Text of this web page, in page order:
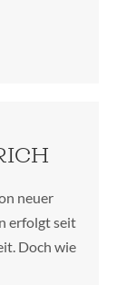
neuer
erfolgt seit
Doch wie